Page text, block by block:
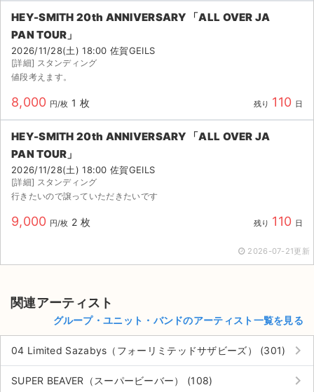
HEY-SMITH 20th ANNIVERSARY 「ALL OVER JA
PAN TOUR」
2026/11/28(土) 18:00 佐賀GEILS
[詳細] スタンディング
値段考えます。
8,000 円/枚 1 枚 残り 110 日
HEY-SMITH 20th ANNIVERSARY 「ALL OVER JA
PAN TOUR」
2026/11/28(土) 18:00 佐賀GEILS
[詳細] スタンディング
行きたいので譲っていただきたいです
9,000 円/枚 2 枚 残り 110 日
2026-07-21更新
関連アーティスト
グループ・ユニット・バンドのアーティスト一覧を見る
04 Limited Sazabys（フォーリミテッドサザビーズ） (301) keyboard_arrow_right
SUPER BEAVER（スーパービーバー） (108) keyboard_arrow_right